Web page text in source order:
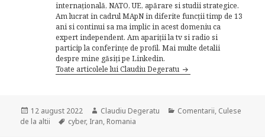
internațională, NATO, UE, apărare si studii strategice.
Am lucrat in cadrul MApN in diferite funcții timp de 13
ani si continui sa ma implic in acest domeniu ca
expert independent. Am apariții la tv si radio si
particip la conferințe de profil. Mai multe detalii
despre mine găsiți pe Linkedin.
Toate articolele lui Claudiu Degeratu
Publicat
pe
12 august 2022 Autor
Claudiu Degeratu Categorii
Comentarii, Culese
de la altii
Etichete
cyber, Iran, Romania